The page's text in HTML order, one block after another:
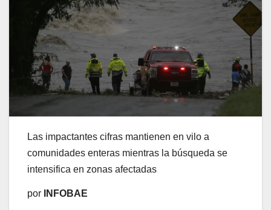
Las impactantes cifras mantienen en vilo a
comunidades enteras mientras la búsqueda se
intensifica en zonas afectadas
por INFOBAE